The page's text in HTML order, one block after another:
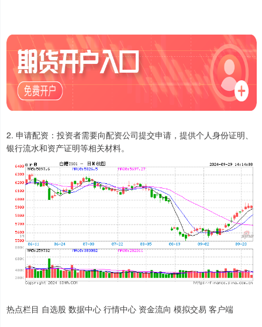
2. 申请配资：投资者需要向配资公司提交申请，提供个人身份证明、
银行流水和资产证明等相关材料。
热点栏目 自选股 数据中心 行情中心 资金流向 模拟交易 客户端